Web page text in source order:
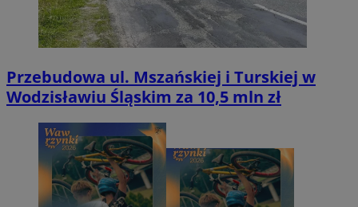
Przebudowa ul. Mszańskiej i Turskiej w
Wodzisławiu Śląskim za 10,5 mln zł